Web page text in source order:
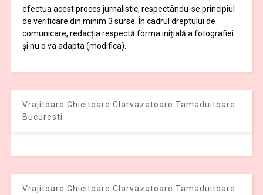
efectua acest proces jurnalistic, respectându-se principiul
de verificare din minim 3 surse. În cadrul dreptului de
comunicare, redacția respectă forma inițială a fotografiei
și nu o va adapta (modifica).
Vrajitoare Ghicitoare Clarvazatoare Tamaduitoare
Bucuresti
Vrajitoare Ghicitoare Clarvazatoare Tamaduitoare